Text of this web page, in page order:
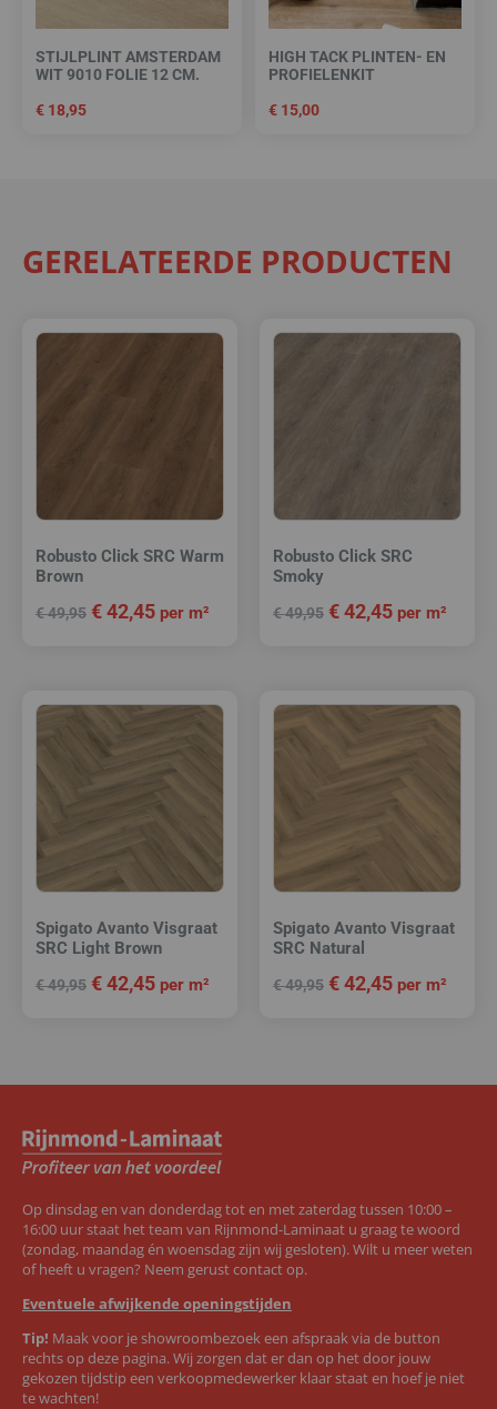
STIJLPLINT AMSTERDAM
WIT 9010 FOLIE 12 CM.
€ 18,95
HIGH TACK PLINTEN- EN
PROFIELENKIT
€ 15,00
GERELATEERDE PRODUCTEN
Robusto Click SRC Warm
Brown
€49,95 €42,45 per m²
Robusto Click SRC
Smoky
€49,95 €42,45 per m²
Spigato Avanto Visgraat
SRC Light Brown
€49,95 €42,45 per m²
Spigato Avanto Visgraat
SRC Natural
€49,95 €42,45 per m²
Op dinsdag en van donderdag tot en met zaterdag tussen 10:00 –
16:00 uur staat het team van Rijnmond-Laminaat u graag te woord
(zondag, maandag én woensdag zijn wij gesloten). Wilt u meer weten
of heeft u vragen? Neem gerust contact op.
Eventuele afwijkende openingstijden
Tip! Maak voor je showroombezoek een afspraak via de button
rechts op deze pagina. Wij zorgen dat er dan op het door jouw
gekozen tijdstip een verkoopmedewerker klaar staat en hoef je niet
te wachten!